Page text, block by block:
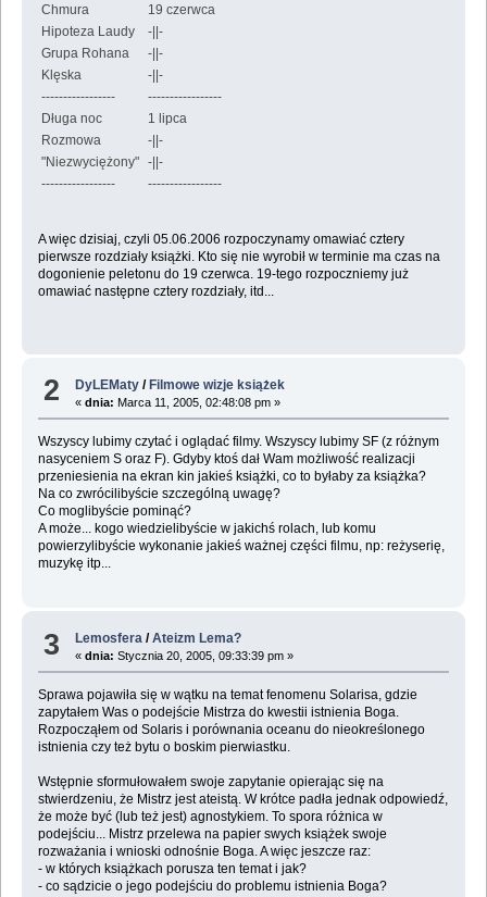
Chmura
19 czerwca
Hipoteza Laudy
-||-
Grupa Rohana
-||-
Klęska
-||-
-----------------
-----------------
Długa noc
1 lipca
Rozmowa
-||-
"Niezwyciężony" -||-
-----------------
-----------------
A więc dzisiaj, czyli 05.06.2006 rozpoczynamy omawiać cztery
pierwsze rozdziały książki. Kto się nie wyrobił w terminie ma czas na
dogonienie peletonu do 19 czerwca. 19-tego rozpoczniemy już
omawiać następne cztery rozdziały, itd...
2 DyLEMaty /Filmowe wizje książek
«dnia: Marca 11, 2005, 02:48:08 pm »
Wszyscy lubimy czytać i oglądać filmy. Wszyscy lubimy SF (z różnym
nasyceniem S oraz F). Gdyby ktoś dał Wam możliwość realizacji
przeniesienia na ekran kin jakieś książki, co to byłaby za książka?
Na co zwrócilibyście szczególną uwagę?
Co moglibyście pominąć?
A może... kogo wiedzielibyście w jakichś rolach, lub komu
powierzylibyście wykonanie jakieś ważnej części filmu, np: reżyserię,
muzykę itp...
3 Lemosfera /Ateizm Lema?
«dnia: Stycznia 20, 2005, 09:33:39 pm »
Sprawa pojawiła się w wątku na temat fenomenu Solarisa, gdzie
zapytałem Was o podejście Mistrza do kwestii istnienia Boga.
Rozpocząłem od Solaris i porównania oceanu do nieokreślonego
istnienia czy też bytu o boskim pierwiastku.
Wstępnie sformułowałem swoje zapytanie opierając się na
stwierdzeniu, że Mistrz jest ateistą. W krótce padła jednak odpowiedź,
że może być (lub też jest) agnostykiem. To spora różnica w
podejściu... Mistrz przelewa na papier swych książek swoje
rozważania i wnioski odnośnie Boga. A więc jeszcze raz:
- w których książkach porusza ten temat i jak?
- co sądzicie o jego podejściu do problemu istnienia Boga?